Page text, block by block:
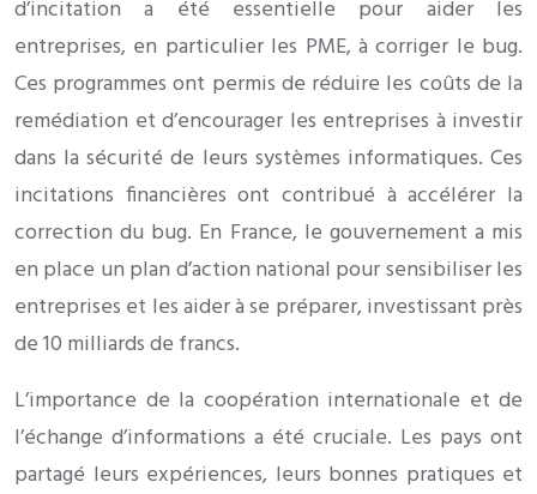
d’incitation a été essentielle pour aider les
entreprises, en particulier les PME, à corriger le bug.
Ces programmes ont permis de réduire les coûts de la
remédiation et d’encourager les entreprises à investir
dans la sécurité de leurs systèmes informatiques. Ces
incitations financières ont contribué à accélérer la
correction du bug. En France, le gouvernement a mis
en place un plan d’action national pour sensibiliser les
entreprises et les aider à se préparer, investissant près
de 10 milliards de francs.
L’importance de la coopération internationale et de
l’échange d’informations a été cruciale. Les pays ont
partagé leurs expériences, leurs bonnes pratiques et